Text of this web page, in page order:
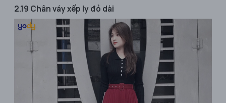
2.19 Chân váy xếp ly đỏ dài